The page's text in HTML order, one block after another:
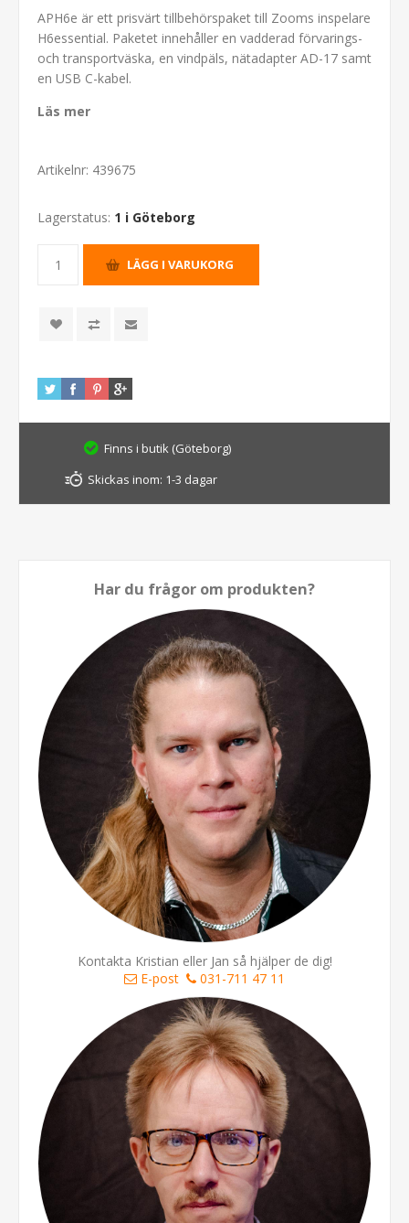
APH6e är ett prisvärt tillbehörspaket till Zooms inspelare
H6essential. Paketet innehåller en vadderad förvarings-
och transportväska, en vindpäls, nätadapter AD-17 samt
en USB C-kabel.
Läs mer
Artikelnr: 439675
Lagerstatus: 1 i Göteborg
Finns i butik (Göteborg)
Skickas inom: 1-3 dagar
Har du frågor om produkten?
Kontakta Kristian eller Jan så hjälper de dig!
E-post
031-711 47 11